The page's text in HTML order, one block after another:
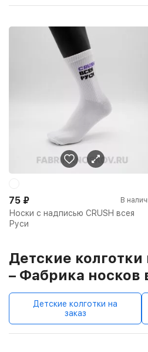
Носки с надписью CRUSH всея
Руси
75 ₽ В
Детские
– Фабрика носков
Детские колготки на
заказ